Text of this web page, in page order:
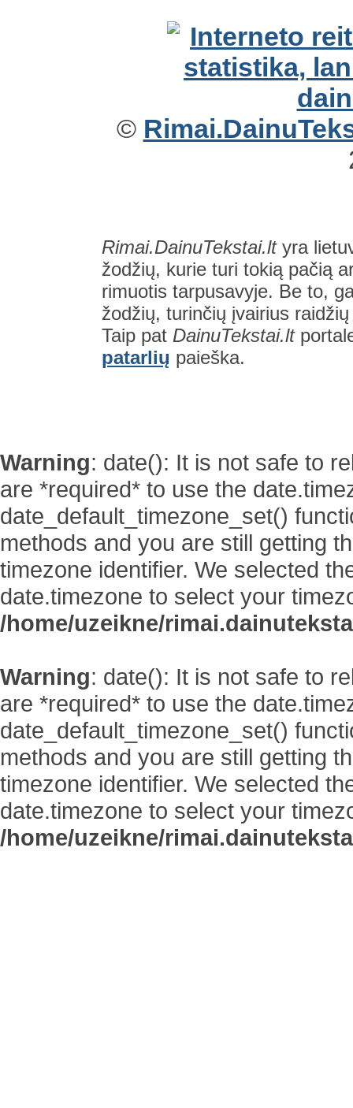
©
Rimai.DainuTekstai.ltyra
žodžių, kurie turi tokią pačią
rimuotis tarpusavyje. Be to,
žodžių, turinčių įvairius
Taip pat DainuTekstai.lt
patarlių paieška.
Warning: date(): It is not safe to
are *required* to use the
date_default_timezone_set()
methods and you are still getting
timezone identifier. We selected
date.timezone to select your
/home/uzeikne/
Warning: date(): It is not safe to
are *required* to use the
date_default_timezone_set()
methods and you are still getting
timezone identifier. We selected
date.timezone to select your
/home/uzeikne/